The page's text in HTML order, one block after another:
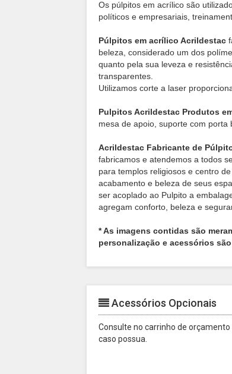
Os púlpitos em acrílico são
políticos e empresariais,
Púlpitos em acrílico Acrildestac
beleza, considerado um dos
quanto pela sua leveza e
transparentes.
Utilizamos corte a laser
Pulpitos Acrildestac Produtos
mesa de apoio, suporte com porta
Acrildestac Fabricante de
fabricamos e atendemos a todos
para templos religiosos e centro
acabamento e beleza de seus
ser acoplado ao Pulpito a
agregam conforto, beleza e
* As imagens contidas são
personalização e acessórios
Acessórios Opcionais
Consulte no carrinho de
caso possua.